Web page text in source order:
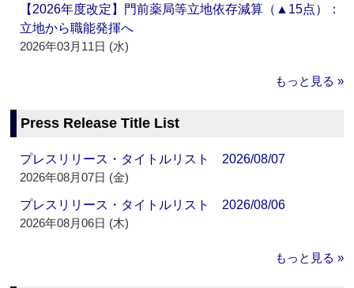
【2026年度改定】門前薬局等立地依存減算（▲15点）：
立地から職能発揮へ
2026年03月11日 (水)
もっと見る »
Press Release Title List
プレスリリース・タイトルリスト 2026/08/07
2026年08月07日 (金)
プレスリリース・タイトルリスト 2026/08/06
2026年08月06日 (木)
もっと見る »